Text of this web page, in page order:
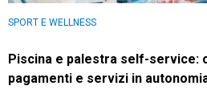
SPORT E WELLNESS
Piscina e palestra self-service:
pagamenti e servizi in